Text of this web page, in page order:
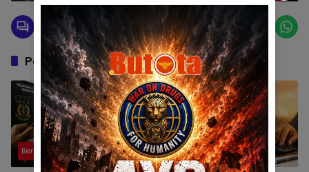
Pos Terkait
Berita Berita